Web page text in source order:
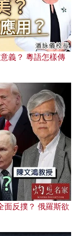
義？ 粵語怎樣傳
面反撲？ 俄羅斯欲